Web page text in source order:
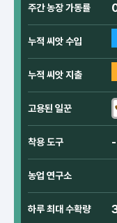
주간 농장 가동률
누적 씨앗 수입
누적 씨앗 지출
고용된 일꾼
착용 도구 -
농업 연구소
하루 최대 수확량